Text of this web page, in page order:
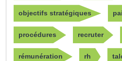
objectifs stratégiques
procédures recruter
rémunération rh